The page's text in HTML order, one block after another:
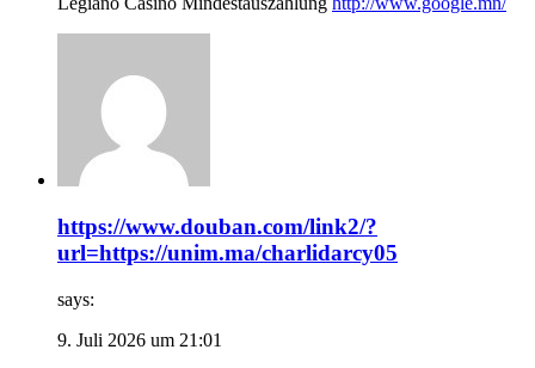
https://www.douban.com/link2/?
url=https://unim.ma/charlidarcy05
says:
9. Juli 2026 um 21:01